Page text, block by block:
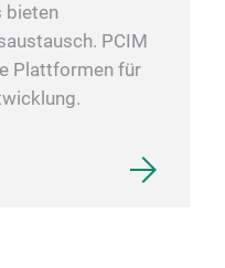
bieten
PCIM
Plattformen für